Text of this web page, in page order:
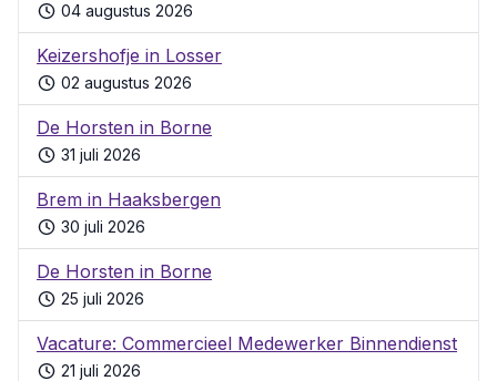
04 augustus 2026
Keizershofje in Losser
02 augustus 2026
De Horsten in Borne
31 juli 2026
Brem in Haaksbergen
30 juli 2026
De Horsten in Borne
25 juli 2026
Vacature: Commercieel Medewerker Binnendienst
21 juli 2026